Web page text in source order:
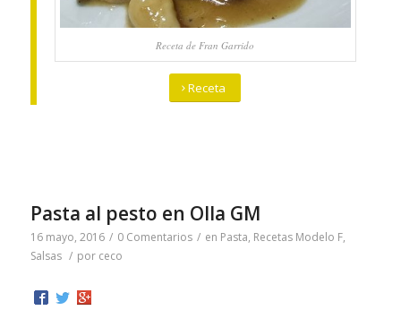
Receta de Fran Garrido
Receta
Pasta al pesto en Olla GM
16 mayo, 2016 / 0 Comentarios / en Pasta, Recetas Modelo F,
Salsas / por ceco